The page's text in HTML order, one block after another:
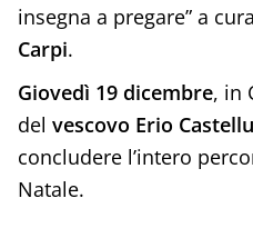
insegna a pregare” a
Carpi.
Giovedì 19 dicembre, in
del vescovo Erio
concludere l’intero
Natale.